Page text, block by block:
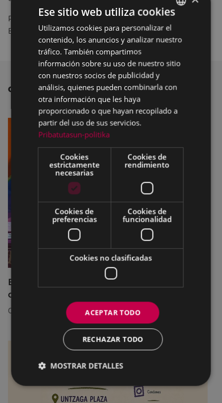
Para más información sobre el programa Beldur
Barik
PULSA AQUÍ.
OTRAS NOTICIAS
El servicio SexuBizi-Gune Morea estará
disponible en las fiestas de Amaña
01/07/2026
BASQUE
SPANISH
Ese sitio web utiliza cookies
Utilizamos cookies para personalizar el
contenido, los anuncios y analizar nuestro
tráfico. También compartimos
información sobre su uso de nuestro sitio
con nuestros socios de publicidad y
análisis, quienes pueden combinarla con
otra información que les haya
proporcionado o que hayan recopilado a
partir del uso de sus servicios.
Pribatutasun-politika
Cookies
estrictamente
necesarias
Cookies de
rendimiento
Cookies de
preferencias
Cookies de
funcionalidad
Cookies no clasificadas
ACEPTAR TODO
RECHAZAR TODO
MOSTRAR DETALLES